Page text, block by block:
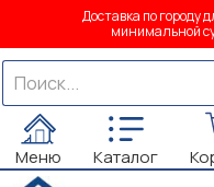
Доставка по городу
минимальной
Меню Каталог